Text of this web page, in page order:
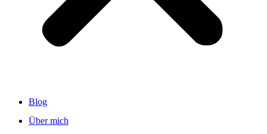
Blog
Über mich